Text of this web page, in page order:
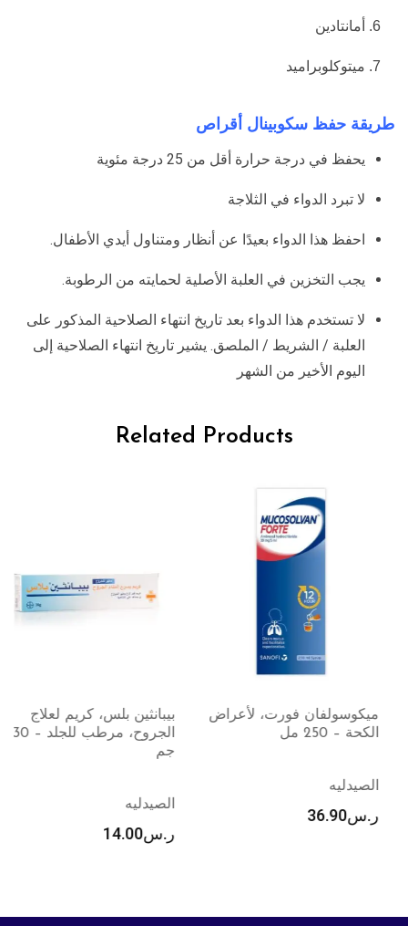
أمانتادين
ميتوكلوبراميد
طريقة حفظ سكوبينال أقراص
يحفظ في درجة حرارة أقل من 25 درجة مئوية
لا تبرد الدواء في الثلاجة
احفظ هذا الدواء بعيدًا عن أنظار ومتناول أيدي الأطفال.
يجب التخزين في العلبة الأصلية لحمايته من الرطوبة.
لا تستخدم هذا الدواء بعد تاريخ انتهاء الصلاحية المذكور على
العلبة / الشريط / الملصق. يشير تاريخ انتهاء الصلاحية إلى
اليوم الأخير من الشهر
Related Products
ميكوسولفان فورت، لأعراض
الكحة – 250 مل
الصيدليه
ر.س36.90
بيبانثين بلس، كريم لعلاج
الجروح، مرطب للجلد – 30
جم
الصيدليه
ر.س14.00